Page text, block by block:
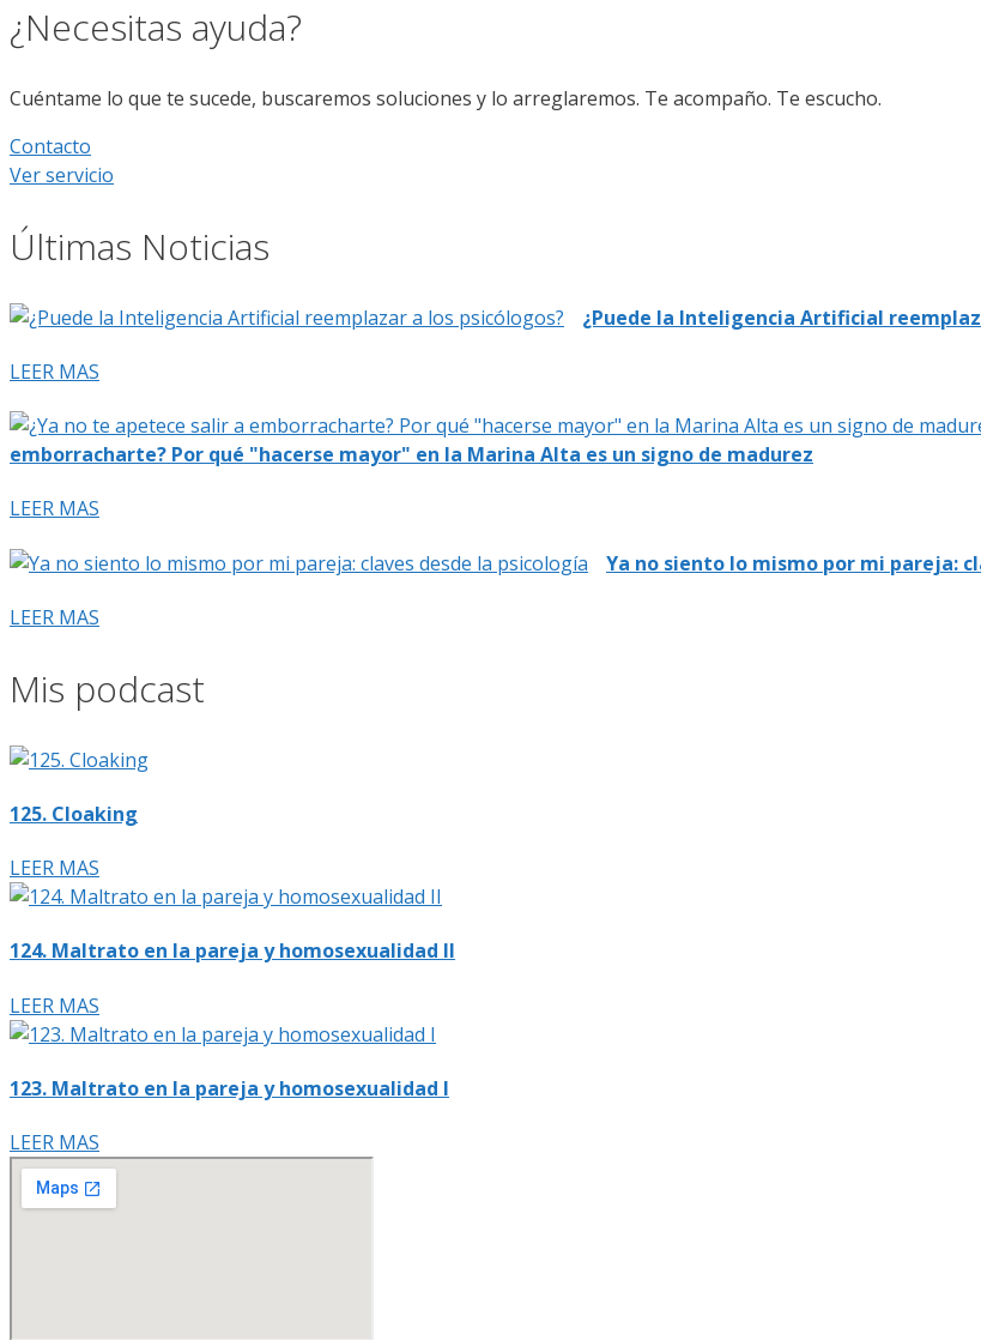
¿Necesitas ayuda?
Cuéntame lo que te sucede, buscaremos soluciones y lo arreglaremos. Te acompaño. Te escucho.
Contacto
Ver servicio
Últimas Noticias
¿Puede la Inteligencia Artificial
LEER MAS
emborracharte? Por qué "hacerse mayor" en la Marina Alta es un signo de madurez
LEER MAS
Ya no siento lo mismo por mi pareja:
LEER MAS
Mis podcast
125. Cloaking
LEER MAS
124. Maltrato en la pareja y homosexualidad II
LEER MAS
123. Maltrato en la pareja y homosexualidad I
LEER MAS